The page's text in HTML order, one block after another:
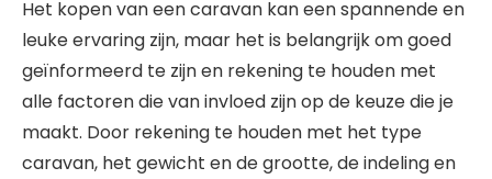
Het kopen van een caravan kan een spannende en
leuke ervaring zijn, maar het is belangrijk om goed
geïnformeerd te zijn en rekening te houden met
alle factoren die van invloed zijn op de keuze die je
maakt. Door rekening te houden met het type
caravan, het gewicht en de grootte, de indeling en